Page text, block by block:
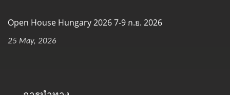
Open House Hungary 2026 7-9 ก.ย. 2026
25 May, 2026